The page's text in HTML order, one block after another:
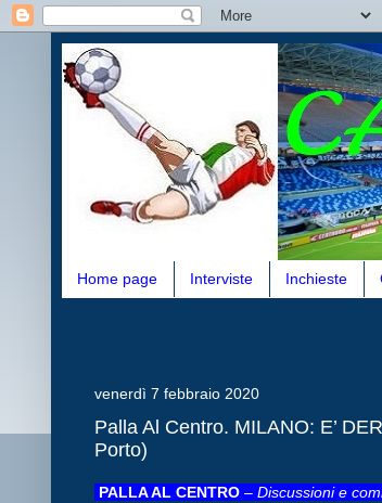
Home page Interviste Inchieste
venerdì 7 febbraio 2020
Palla Al Centro. MILANO: E’
Porto)
PALLA AL CENTRO – Discussioni e